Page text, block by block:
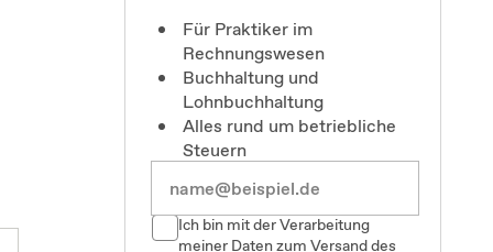
Für Praktiker im
Rechnungswesen
Buchhaltung und
Lohnbuchhaltung
Alles rund um betriebliche
Steuern
Ich bin mit der Verarbeitung
meiner Daten zum Versand des